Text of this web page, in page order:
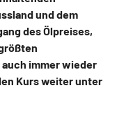
und dem
des Ölpreises,
immer wieder
Kurs weiter unter